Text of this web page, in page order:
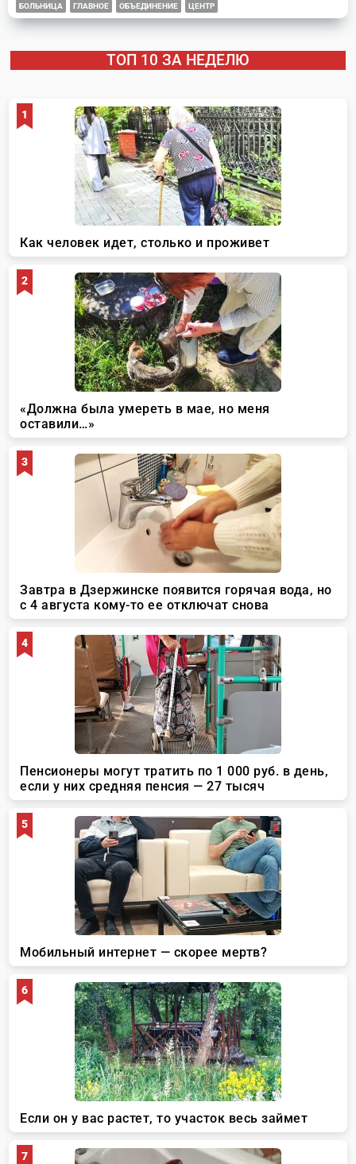
БОЛЬНИЦА ГЛАВНОЕ ОБЪЕДИНЕНИЕ ЦЕНТР
ТОП 10 ЗА НЕДЕЛЮ